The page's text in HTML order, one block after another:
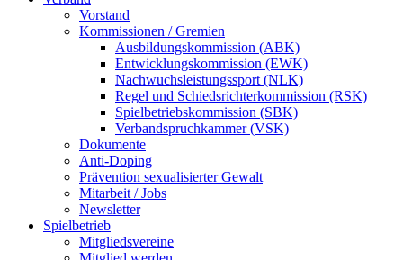
Vorstand
Kommissionen / Gremien
Ausbildungskommission (ABK)
Entwicklungskommission (EWK)
Nachwuchsleistungssport (NLK)
Regel und Schiedsrichterkommission (RSK)
Spielbetriebskommission (SBK)
Verbandspruchkammer (VSK)
Dokumente
Anti-Doping
Prävention sexualisierter Gewalt
Mitarbeit / Jobs
Newsletter
Spielbetrieb
Mitgliedsvereine